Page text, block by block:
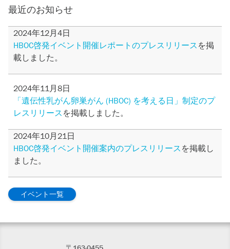
最近のお知らせ
2024年12月4日
HBOC啓発イベント開催レポートのプレスリリース を掲
載しました。
2024年11月8日
「遺伝性乳がん卵巣がん (HBOC) を考える日」制定のプ
レスリリース を掲載しました。
2024年10月21日
HBOC啓発イベント開催案内のプレスリリース を掲載し
ました。
イベント一覧